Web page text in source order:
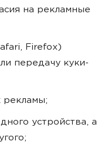
на рекламные
Firefox)
передачу куки-
рекламы;
устройства, а